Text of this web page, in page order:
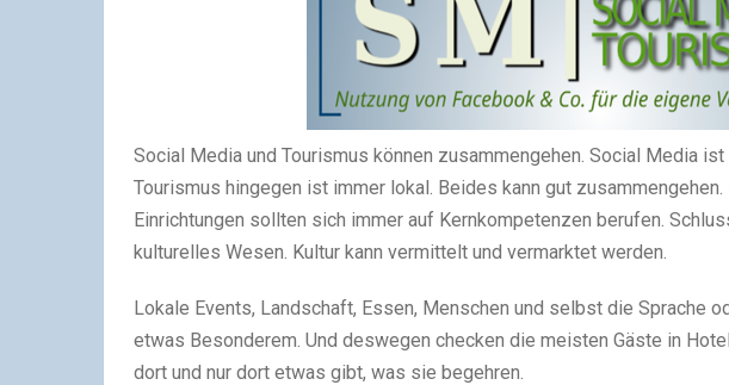
Social Media und Tourismus können zusammengehen. Social Media
Tourismus hingegen ist immer lokal. Beides kann gut
Einrichtungen sollten sich immer auf Kernkompetenzen berufen.
kulturelles Wesen. Kultur kann vermittelt und vermarktet werden.
Lokale Events, Landschaft, Essen, Menschen und selbst die Sprache
etwas Besonderem. Und deswegen checken die meisten Gäste in
dort und nur dort etwas gibt, was sie begehren.